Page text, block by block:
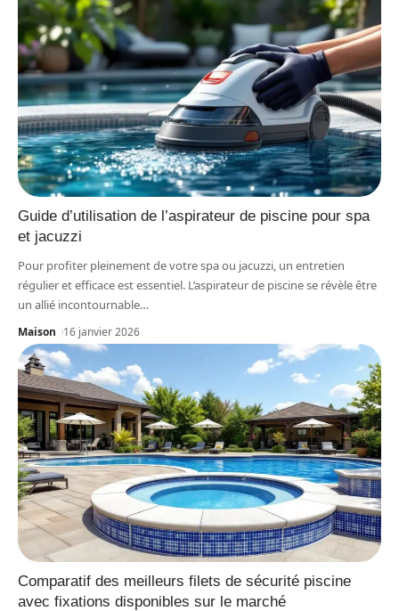
Guide d’utilisation de l’aspirateur de piscine pour spa
et jacuzzi
Pour profiter pleinement de votre spa ou jacuzzi, un entretien
régulier et efficace est essentiel. L’aspirateur de piscine se révèle être
un allié incontournable…
Maison 16 janvier 2026
Comparatif des meilleurs filets de sécurité piscine
avec fixations disponibles sur le marché